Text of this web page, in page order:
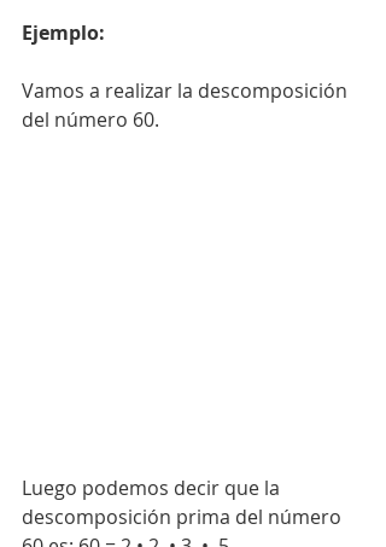
Ejemplo:
Vamos a realizar la descomposición
del número 60.
Luego podemos decir que la
descomposición prima del número